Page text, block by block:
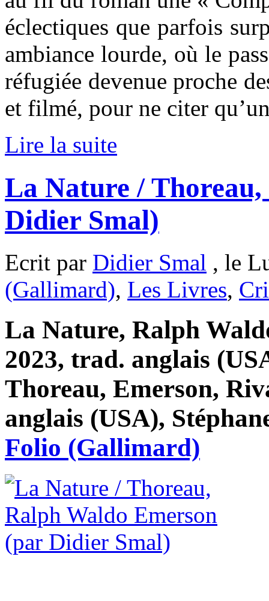
éclectiques que parfois
ambiance lourde, où le
réfugiée devenue proche
et filmé, pour ne citer
Lire la suite
La Nature /
Didier Smal)
Ecrit par Didier Smal , le
(Gallimard), Les Livres,
La Nature, Ralph
2023, trad. anglais
Thoreau, Emerson,
anglais (USA),
Folio (Gallimard)